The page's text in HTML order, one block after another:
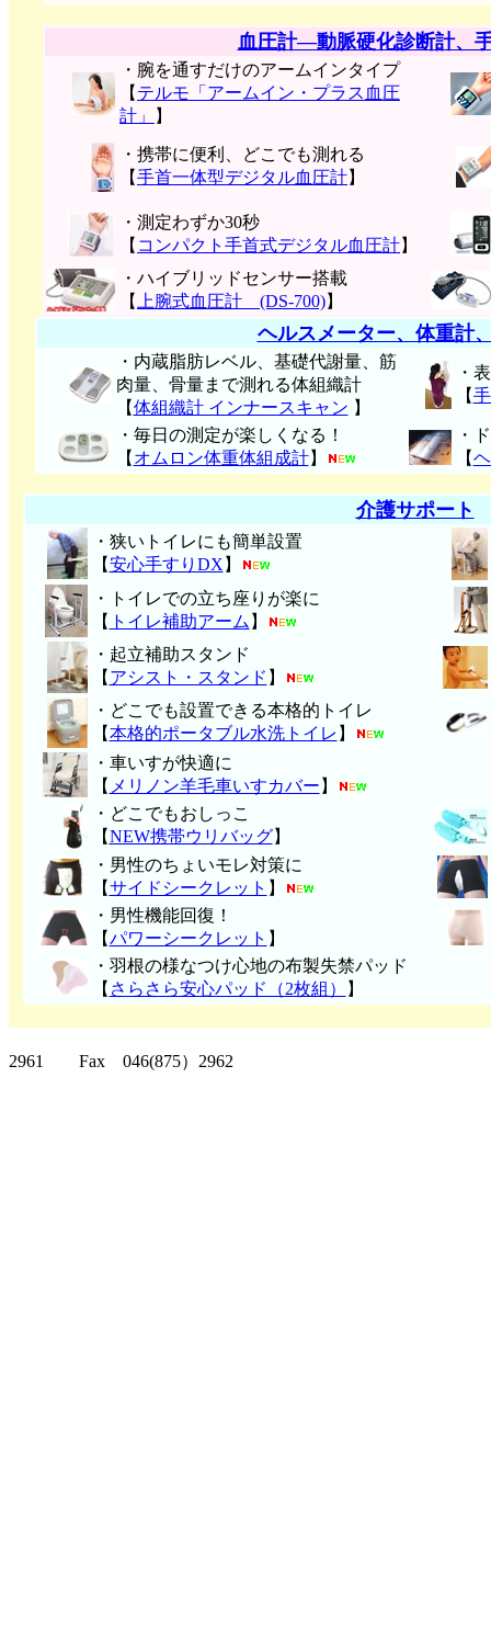
血圧計―動脈硬化診断計、
・腕を通すだけのアームインタイプ
【 テルモ「アームイン・プラス血圧
計」
】
・携帯に便利、どこでも測れる
【手首一体型デジタル血圧計】
・測定わずか30秒
【 コンパクト手首式デジタル血圧計】
・ハイブリッドセンサー搭載
【
上腕式血圧計 (DS-700)】
ヘルスメーター、体重計
・内蔵脂肪レベル、基礎代謝量、筋
肉量、骨量まで測れる体組織計
【体組織計 インナースキャン 】
・
【
・毎日の測定が楽しくなる！
【 オムロン体重体組成計】
・
【
介護サポート
・狭いトイレにも簡単設置
【安心手すりDX 】
・トイレでの立ち座りが楽に
【 トイレ補助アーム 】
・起立補助スタンド
【 アシスト・スタンド 】
・どこでも設置できる本格的トイレ
【本格的ポータブル水洗トイレ 】
・車いすが快適に
【 メリノン羊毛車いすカバー 】
・どこでもおしっこ
【NEW携帯ウリバッグ】
・男性のちょいモレ対策に
【サイドシークレット 】
・男性機能回復！
【パワーシークレット 】
・ 羽根の様なつけ心地の布製失禁パッ ド
【 さらさら安心パッド（2枚組） 】
2961 Fax 046(875）2962